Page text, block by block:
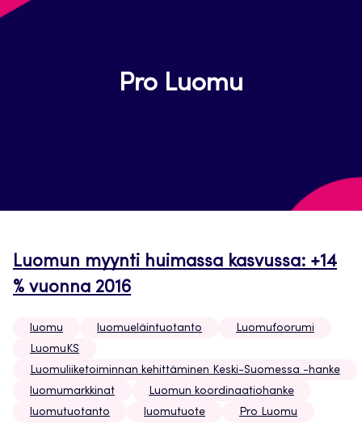
Pro Luomu
Luomun myynti huimassa kasvussa: +14
% vuonna 2016
luomu luomueläintuotanto
Luomufoorumi
LuomuKS
Luomuliiketoiminnan kehittäminen Keski-Suomessa -hanke
luomumarkkinat
Luomun koordinaatiohanke
luomutuotanto
luomutuote Pro Luomu